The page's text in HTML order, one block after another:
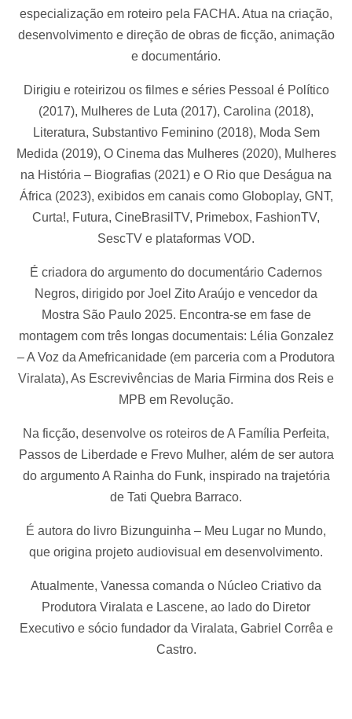
especialização em roteiro pela FACHA. Atua na criação,
desenvolvimento e direção de obras de ficção, animação
e documentário.
Dirigiu e roteirizou os filmes e séries Pessoal é Político
(2017), Mulheres de Luta (2017), Carolina (2018),
Literatura, Substantivo Feminino (2018), Moda Sem
Medida (2019), O Cinema das Mulheres (2020), Mulheres
na História – Biografias (2021) e O Rio que Deságua na
África (2023), exibidos em canais como Globoplay, GNT,
Curta!, Futura, CineBrasilTV, Primebox, FashionTV,
SescTV e plataformas VOD.
É criadora do argumento do documentário Cadernos
Negros, dirigido por Joel Zito Araújo e vencedor da
Mostra São Paulo 2025. Encontra-se em fase de
montagem com três longas documentais: Lélia Gonzalez
– A Voz da Amefricanidade (em parceria com a Produtora
Viralata), As Escrevivências de Maria Firmina dos Reis e
MPB em Revolução.
Na ficção, desenvolve os roteiros de A Família Perfeita,
Passos de Liberdade e Frevo Mulher, além de ser autora
do argumento A Rainha do Funk, inspirado na trajetória
de Tati Quebra Barraco.
É autora do livro Bizunguinha – Meu Lugar no Mundo,
que origina projeto audiovisual em desenvolvimento.
Atualmente, Vanessa comanda o Núcleo Criativo da
Produtora Viralata e Lascene, ao lado do Diretor
Executivo e sócio fundador da Viralata, Gabriel Corrêa e
Castro.